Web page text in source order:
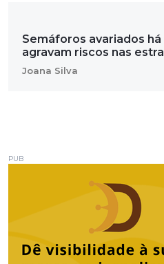
Semáforos avariados há
agravam riscos nas
Joana Silva
PUB